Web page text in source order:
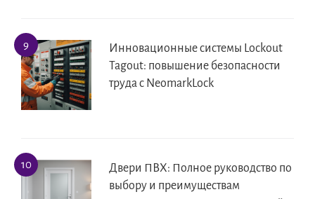
Инновационные системы Lockout
Tagout: повышение безопасности
труда с NeomarkLock
Двери ПВХ: Полное руководство по
выбору и преимуществам